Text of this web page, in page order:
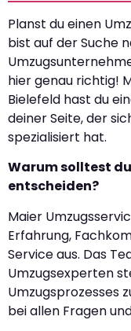
Planst du einen
bist auf der Suche
hier genau richtig!
Bielefeld hast du
deiner Seite, der
spezialisiert hat.
Warum solltest
entscheiden?
Maier
Erfahrung,
Service aus. Das
Umzugsexperten
Umzugsprozesses
bei allen Fragen